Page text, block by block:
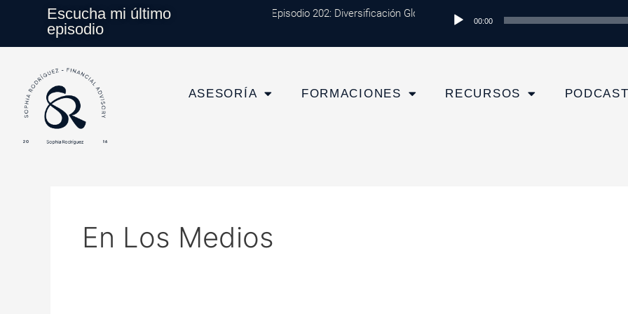
Escucha mi último
episodio
Episodio 202: Diversificación Global: Protege tu Dinero y Maximiza tus Inversiones
Reproductor
audio
00:00
ASESORÍA FORMACIONES RECURSOS PODCAST
En Los Medios